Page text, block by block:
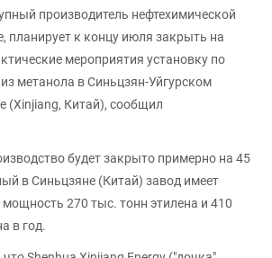
производитель нефтехимической
планирует к концу июля закрыть на
мероприятия установку по
метанола в Синьцзян-Уйгурском
(Xinjiang, Китай), сообщил
будет закрыто примерно на 45
в Синьцзяне (Китай) завод имеет
270 тыс. тонн этилена и 410
в год.